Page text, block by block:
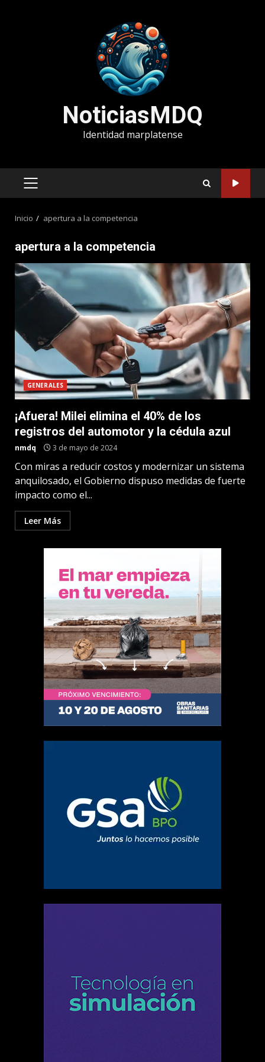
NoticiasMDQ
Identidad marplatense
MENÚ
Inicio apertura a la competencia
apertura a la competencia
GENERALES
¡Afuera! Milei elimina el 40% de los
registros del automotor y la cédula azul
nmdq 3 de mayo de 2024
Con miras a reducir costos y modernizar un sistema
anquilosado, el Gobierno dispuso medidas de fuerte
impacto como el...
Leer Más